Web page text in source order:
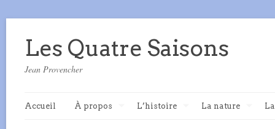
Les Quatre Saisons
Jean Provencher
Accueil À propos L’histoire La nature